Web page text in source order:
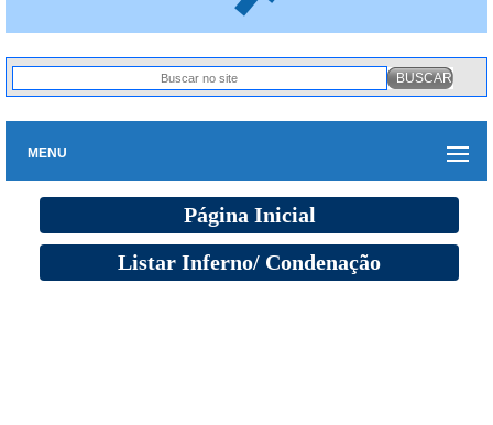
MENU
Página Inicial
Listar Inferno/ Condenação